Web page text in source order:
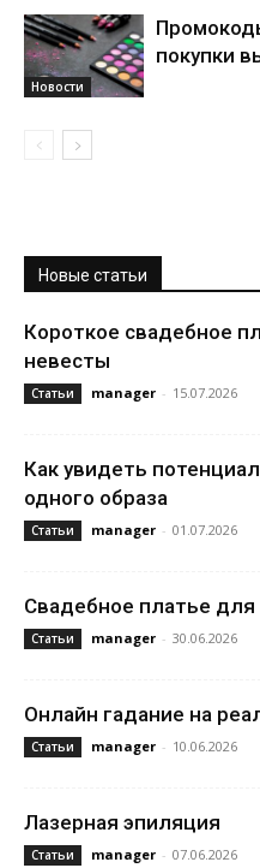
Новости
покупки
Новые статьи
Короткое свадебное
невесты
Статьи manager - 15.07.2026
Как увидеть
одного образа
Статьи manager - 01.07.2026
Свадебное платье
Статьи manager - 30.06.2026
Онлайн гадание на
Статьи manager - 10.06.2026
Лазерная эпиляция
Статьи manager - 07.06.2026